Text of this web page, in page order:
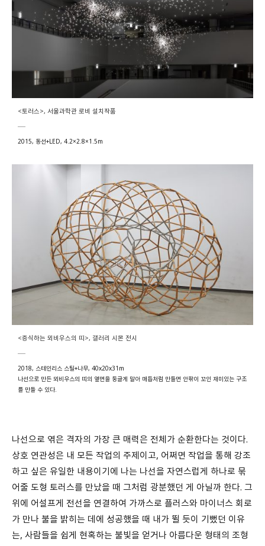
<토러스>, 서울과학관 로비 설치작품
2015, 동선+LED, 4.2×2.8×1.5m
<증식하는 뫼비우스의 띠>, 갤러리 시몬 전시
2018, 스테인리스 스틸+나무, 40x20x31m
나선으로 만든 뫼비우스의 띠의 옆면을 둥글게 말아 매듭처럼 만들면 안팎이 꼬인 재미있는 구조
를 만들 수 있다.
나선으로 엮은 격자의 가장 큰 매력은 전체가 순환한다는 것이다.
상호 연관성은 내 모든 작업의 주제이고, 어쩌면 작업을 통해 강조
하고 싶은 유일한 내용이기에 나는 나선을 자연스럽게 하나로 묶
어줄 도형 토러스를 만났을 때 그처럼 광분했던 게 아닐까 한다. 그
위에 어설프게 전선을 연결하여 가까스로 플러스와 마이너스 회로
가 만나 불을 밝히는 데에 성공했을 때 내가 뛸 듯이 기뻤던 이유
는, 사람들을 쉽게 현혹하는 불빛을 얻거나 아름다운 형태의 조형